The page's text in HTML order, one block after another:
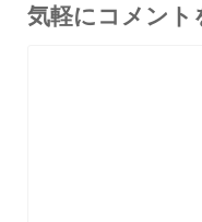
気軽にコメント